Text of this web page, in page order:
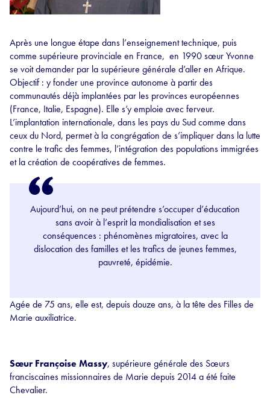
Après une longue étape dans l’enseignement technique, puis
comme supérieure provinciale en France, en 1990 sœur Yvonne
se voit demander par la supérieure générale d’aller en Afrique.
Objectif : y fonder une province autonome à partir des
communautés déjà implantées par les provinces européennes
(France, Italie, Espagne). Elle s’y emploie avec ferveur.
L’implantation internationale, dans les pays du Sud comme dans
ceux du Nord, permet à la congrégation de s’impliquer dans la lutte
contre le trafic des femmes, l’intégration des populations immigrées
et la création de coopératives de femmes.
Aujourd’hui, on ne peut prétendre s’occuper d’éducation
sans avoir à l’esprit la mondialisation et ses
conséquences : phénomènes migratoires, avec la
dislocation des familles et les trafics de jeunes femmes,
pauvreté, épidémie.
Agée de 75 ans, elle est, depuis douze ans, à la tête des Filles de
Marie auxiliatrice.
Sœur Françoise Massy, supérieure générale des Sœurs
franciscaines missionnaires de Marie depuis 2014 a été faite
Chevalier.